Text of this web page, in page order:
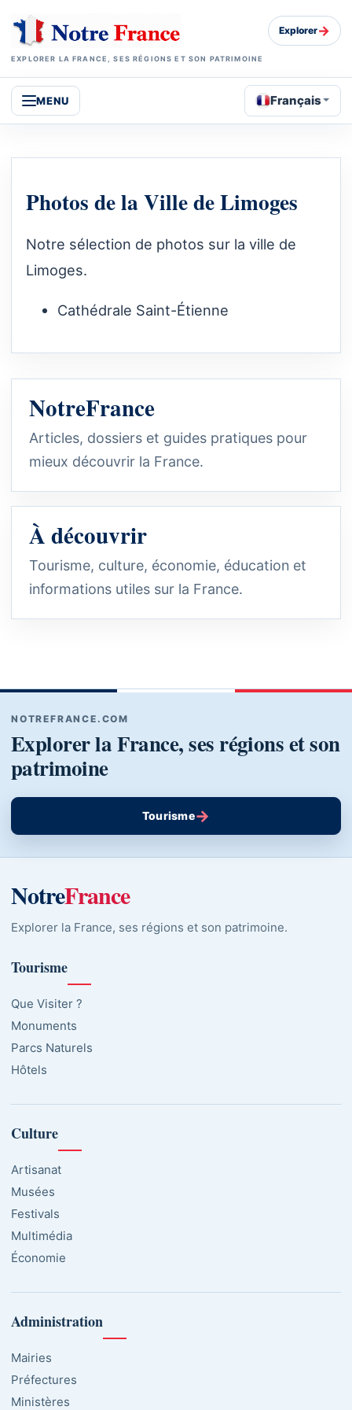
EXPLORER LA FRANCE, SES RÉGIONS ET SON PATRIMOINE
Explorer→
MENU Français
Photos de la Ville de Limoges
Notre sélection de photos sur la ville de
Limoges.
Cathédrale Saint-Étienne
NotreFrance
Articles, dossiers et guides pratiques pour
mieux découvrir la France.
À découvrir
Tourisme, culture, économie, éducation et
informations utiles sur la France.
NOTREFRANCE.COM
Explorer la France, ses régions et son
patrimoine
Tourisme→
NotreFrance
Explorer la France, ses régions et son patrimoine.
Tourisme
Que Visiter ?
Monuments
Parcs Naturels
Hôtels
Culture
Artisanat
Musées
Festivals
Multimédia
Économie
Administration
Mairies
Préfectures
Ministères